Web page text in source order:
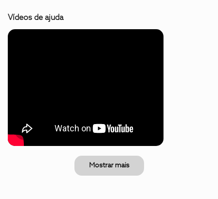
Vídeos de ajuda
Mostrar mais